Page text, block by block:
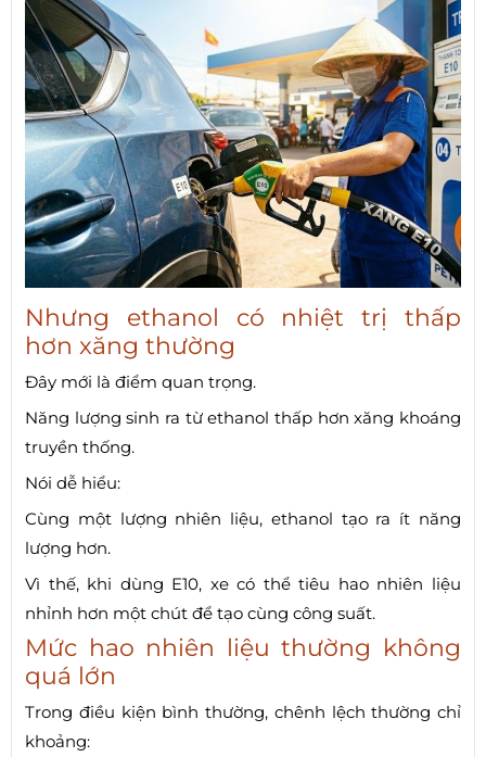
Nhưng ethanol có nhiệt trị thấp
hơn xăng thường
Đây mới là điểm quan trọng.
Năng lượng sinh ra từ ethanol thấp hơn xăng khoáng
truyền thống.
Nói dễ hiểu:
Cùng một lượng nhiên liệu, ethanol tạo ra ít năng
lượng hơn.
Vì thế, khi dùng E10, xe có thể tiêu hao nhiên liệu
nhỉnh hơn một chút để tạo cùng công suất.
Mức hao nhiên liệu thường không
quá lớn
Trong điều kiện bình thường, chênh lệch thường chỉ
khoảng: